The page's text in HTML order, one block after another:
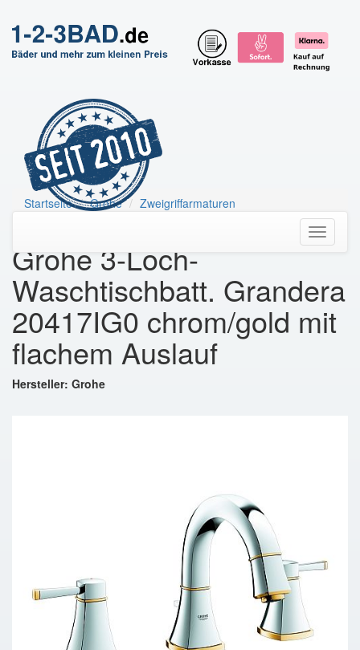
Toggle
Startseite Grohe
Zweigriffarmaturen
Grohe 3-Loch-
Waschtischbatt. Grandera
20417IG0 chrom/gold mit
flachem Auslauf
Hersteller: Grohe